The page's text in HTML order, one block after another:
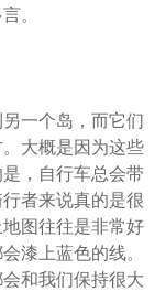
。
一个岛，而它们
大概是因为这些
，自行车总会带
者来说真的是很
图往往是非常好
漆上蓝色的线。
和我们保持很大